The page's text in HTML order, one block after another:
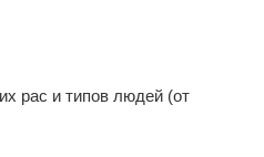
рас и типов людей (от